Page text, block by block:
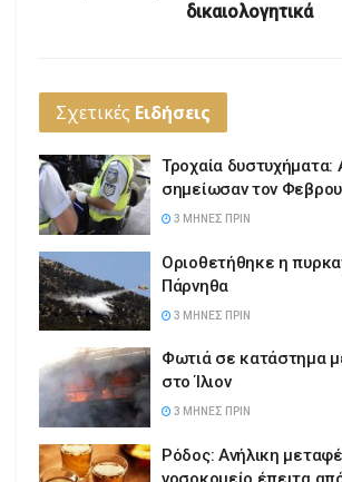
δικαιολογητικά
Σχετικές Ειδήσεις
Τροχαία δυστυχήματα:
σημείωσαν τον
3 ΜΉΝΕΣ ΠΡΙΝ
Οριοθετήθηκε η
Πάρνηθα
3 ΜΉΝΕΣ ΠΡΙΝ
Φωτιά σε κατάστημα
στο Ίλιον
3 ΜΉΝΕΣ ΠΡΙΝ
Ρόδος: Ανήλικη